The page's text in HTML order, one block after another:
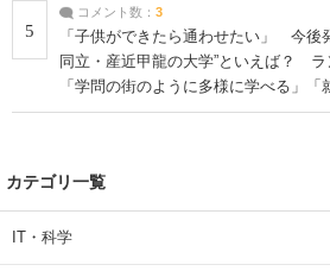
5
コメント数： 3
「子供ができたら通わせたい」 今後
同立・産近甲龍の大学”といえば？
「学問の街のように多様に学べる」
| 大学 ねとらぼリサーチ
カテゴリ一覧
IT・科学